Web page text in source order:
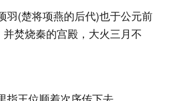
羽(楚将项燕的后代)也于公元前
焚烧秦的宫殿，大火三月不